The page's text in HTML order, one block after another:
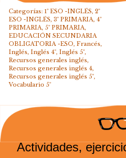
Categorías: 1º ESO -INGLÉS, 2º
ESO -INGLÉS, 3º PRIMARIA, 4º
PRIMARIA, 5º PRIMARIA,
EDUCACIÓN SECUNDARIA
OBLIGATORIA -ESO, Francés,
Inglés, Inglés 4º, Inglés 5º,
Recursos generales inglés,
Recursos generales inglés 4,
Recursos generales inglés 5º,
Vocabulario 5º
Actividades,